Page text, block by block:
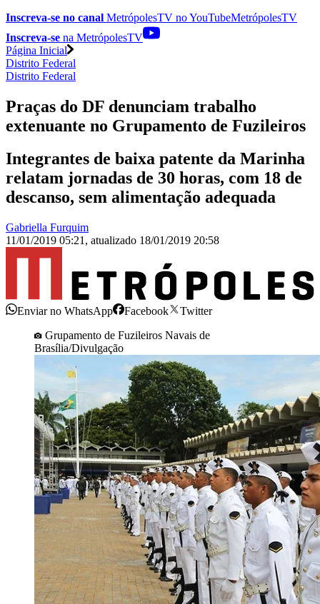
Inscreva-se no canal MetrópolesTV noYouTubeMetrópolesTV
Inscreva-se na MetrópolesTV
Página Inicial
Distrito Federal
Distrito Federal
Praças do DF denunciam trabalho
extenuante no Grupamento de Fuzileiros
Integrantes de baixa patente da Marinha
relatam jornadas de 30 horas, com 18 de
descanso, sem alimentação adequada
Gabriella Furquim
11/01/2019 05:21 , atualizado 18/01/2019 20:58
Enviar no WhatsApp Facebook
Twitter
Grupamento de Fuzileiros Navais de
Brasília/Divulgação